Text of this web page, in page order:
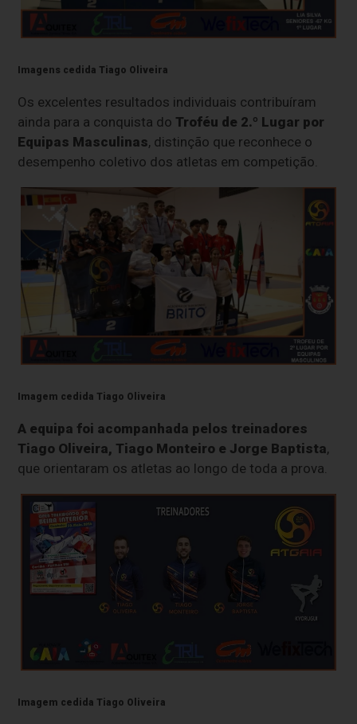
Imagens cedida Tiago Oliveira
Os excelentes resultados individuais contribuíram
ainda para a conquista do Troféu de 2.º Lugar por
Equipas Masculinas, distinção que reconhece o
desempenho coletivo dos atletas em competição.
Imagem cedida Tiago Oliveira
A equipa foi acompanhada pelos treinadores
Tiago Oliveira, Tiago Monteiro e Jorge Baptista,
que orientaram os atletas ao longo de toda a prova.
Imagem cedida Tiago Oliveira